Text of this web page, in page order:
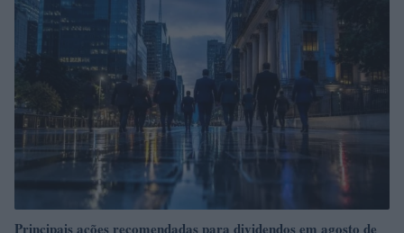
Principais ações recomendadas para dividendos em agosto de